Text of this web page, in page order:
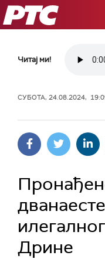
РТС
Читај ми!
СУБОТА, 24.08.2024,
Дрине